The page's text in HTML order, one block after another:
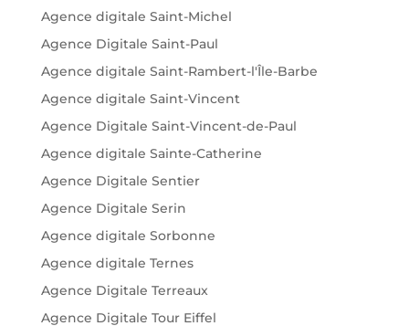
Agence digitale Saint-Michel
Agence Digitale Saint-Paul
Agence digitale Saint-Rambert-l'Île-Barbe
Agence digitale Saint-Vincent
Agence Digitale Saint-Vincent-de-Paul
Agence digitale Sainte-Catherine
Agence Digitale Sentier
Agence Digitale Serin
Agence digitale Sorbonne
Agence digitale Ternes
Agence Digitale Terreaux
Agence Digitale Tour Eiffel